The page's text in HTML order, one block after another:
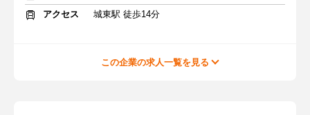
アクセス
城東駅 徒歩14分
この企業の求人一覧を見る